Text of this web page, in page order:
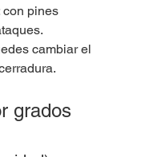
pines
cambiar el
grados